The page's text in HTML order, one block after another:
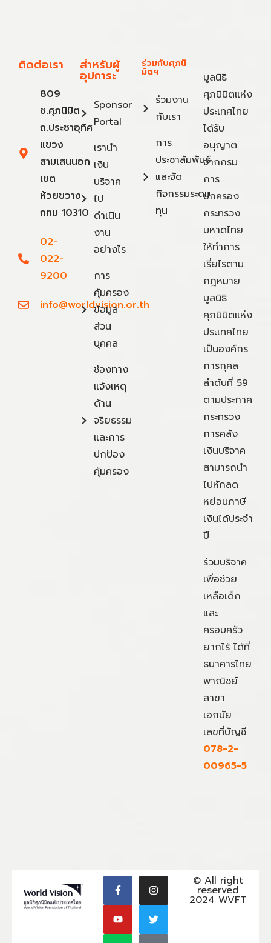
ติดต่อเรา
809
ซ.ศุภนิมิต
ถ.ประชาอุทิศ
แขวง
สามเสนนอก
เขต
ห้วยขวาง
กทม 10310
02-
022-
9200
info@worldvision.or.th
สำหรับผู้
อุปการะ
Sponsor
Portal
เรานำ
เงิน
บริจาค
ไป
ดำเนิน
งาน
อย่างไร
การ
คุ้มครอง
ข้อมูล
ส่วน
บุคคล
ช่องทาง
แจ้งเหตุ
ด้าน
จริยธรรม
และการ
ปกป้อง
คุ้มครอง
ร่วมกับศุภนิ
มิตฯ
ร่วมงาน
กับเรา
การ
ประชาสัมพันธ์
และจัด
กิจกรรมระดม
ทุน
มูลนิธิ
ศุภนิมิตแห่ง
ประเทศไทย
ได้รับ
อนุญาต
จากกรม
การ
ปกครอง
กระทรวง
มหาดไทย
ให้ทำการ
เรี่ยไรตาม
กฎหมาย
มูลนิธิ
ศุภนิมิตแห่ง
ประเทศไทย
เป็นองค์กร
การกุศล
ลำดับที่ 59
ตามประกาศ
กระทรวง
การคลัง
เงินบริจาค
สามารถนำ
ไปหักลด
หย่อนภาษี
เงินได้ประจำ
ปี
ร่วมบริจาค
เพื่อช่วย
เหลือเด็ก
และ
ครอบครัว
ยากไร้ ได้ที่
ธนาคารไทย
พาณิชย์
สาขา
เอกมัย
เลขที่บัญชี
078-2-
00965-5
© All right
reserved
2024 WVFT